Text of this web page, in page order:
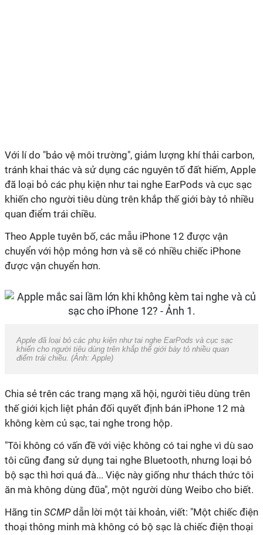
Với lí do "bảo vệ môi trường", giảm lượng khí thải carbon,
tránh khai thác và sử dụng các nguyên tố đất hiếm, Apple
đã loại bỏ các phụ kiện như tai nghe EarPods và cục sạc
khiến cho người tiêu dùng trên khắp thế giới bày tỏ nhiều
quan điểm trái chiều.
Theo Apple tuyên bố, các mẫu ‌iPhone‌ 12 được vận
chuyển với hộp mỏng hơn và sẽ có nhiều chiếc iPhone
được vận chuyển hơn.
Apple đã loại bỏ các phụ kiện như tai nghe EarPods và cục sạc
khiến cho người tiêu dùng trên khắp thế giới bày tỏ nhiều quan
điểm trái chiều. (Ảnh: Apple)
Chia sẻ trên các trang mạng xã hội, người tiêu dùng trên
thế giới kịch liệt phản đối quyết định bán iPhone 12 mà
không kèm củ sạc, tai nghe trong hộp.
"Tôi không có vấn đề với việc không có tai nghe vì dù sao
tôi cũng đang sử dụng tai nghe Bluetooth, nhưng loại bỏ
bộ sạc thì hơi quá đà... Việc này giống như thách thức tôi
ăn mà không dùng đũa", một người dùng Weibo cho biết.
Hãng tin SCMPdẫn lời một tài khoản, viết: "Một chiếc điện
thoại thông minh mà không có bộ sạc là chiếc điện thoại